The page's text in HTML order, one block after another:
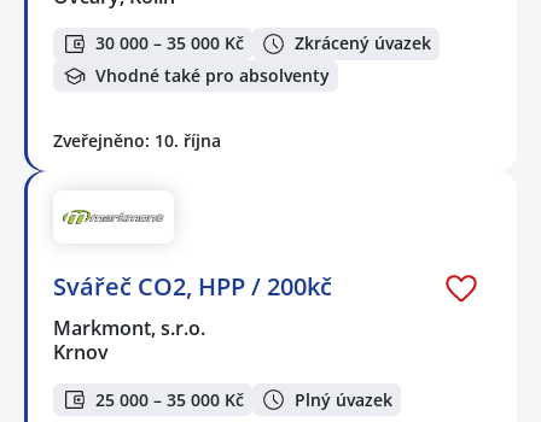
30 000 – 35 000 Kč
Zkrácený úvazek
Vhodné také pro absolventy
Zveřejněno: 10. října
Svářeč CO2, HPP / 200kč
Markmont, s.r.o.
Krnov
25 000 – 35 000 Kč Plný úvazek